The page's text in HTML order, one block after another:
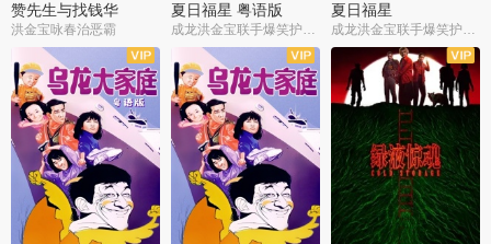
赞先生与找钱华
洪金宝咏春治恶霸
夏日福星 粤语版
成龙洪金宝联手爆笑护美女
夏日福星
成龙洪金宝联手爆笑护美女